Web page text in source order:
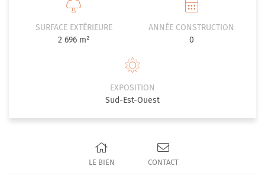
SURFACE EXTÉRIEURE
2 696 m²
ANNÉE CONSTRUCTION
0
EXPOSITION
Sud-Est-Ouest
LE BIEN CONTACT